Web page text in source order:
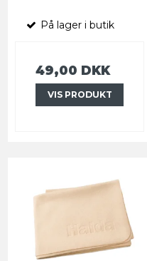
På lager i butik
49,00 DKK
VIS PRODUKT